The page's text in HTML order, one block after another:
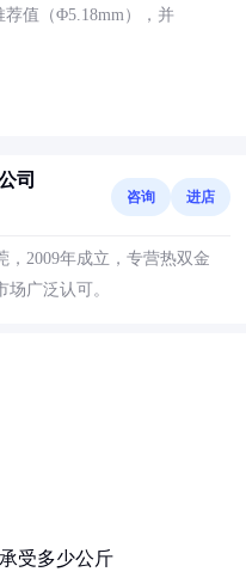
值（Φ5.18mm），并
司
咨询 进店
2009年成立，专营热双金
广泛认可。
受多少公斤